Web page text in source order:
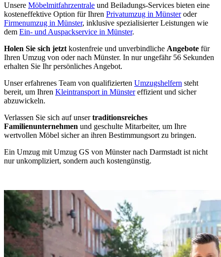
Unsere Möbelmitfahrzentrale und Beiladungs-Services bieten eine
kosteneffektive Option für Ihren Privatumzug in Münsteroder
Firmenumzug in Münster, inklusive spezialisierter Leistungen wie
dem Ein- und Auspackservice in Münster.
Holen Sie sich jetzt kostenfreie und unverbindliche Angebote für
Ihren Umzug von oder nach Münster. In nur ungefähr 56 Sekunden
erhalten Sie Ihr persönliches Angebot.
Unser erfahrenes Team von qualifizierten Umzugshelfern steht
bereit, um Ihren Kleintransport in Münstereffizient und sicher
abzuwickeln.
Verlassen Sie sich auf unsertraditionsreiches
Familienunternehmen und geschulte Mitarbeiter, um Ihre
wertvollen Möbel sicher an ihren Bestimmungsort zu bringen.
Ein Umzug mit Umzug GS von Münster nach Darmstadt ist nicht
nur unkompliziert, sondern auch kostengünstig.